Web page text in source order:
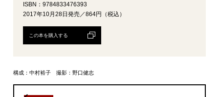
ISBN：9784833476393
2017年10月28日発売／864円（税込）
この本を購入する
構成：中村裕子 撮影：野口健志